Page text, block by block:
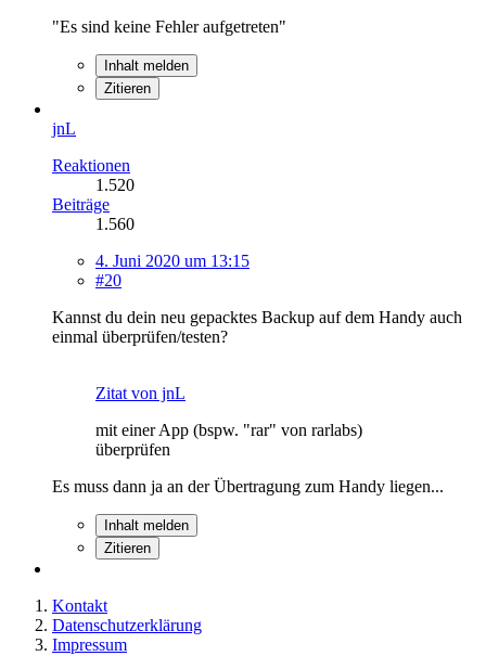
"Es sind keine Fehler aufgetreten"
Inhalt melden
Zitieren
jnL
Reaktionen
1.520
Beiträge
1.560
4. Juni 2020 um 13:15
#20
Kannst du dein neu gepacktes Backup auf dem Handy auch
einmal überprüfen/testen?
Zitat von jnL
mit einer App (bspw. "rar" von rarlabs)
überprüfen
Es muss dann ja an der Übertragung zum Handy liegen...
Inhalt melden
Zitieren
Kontakt
Datenschutzerklärung
Impressum